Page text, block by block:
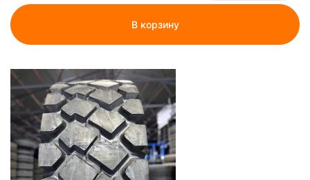
В корзину